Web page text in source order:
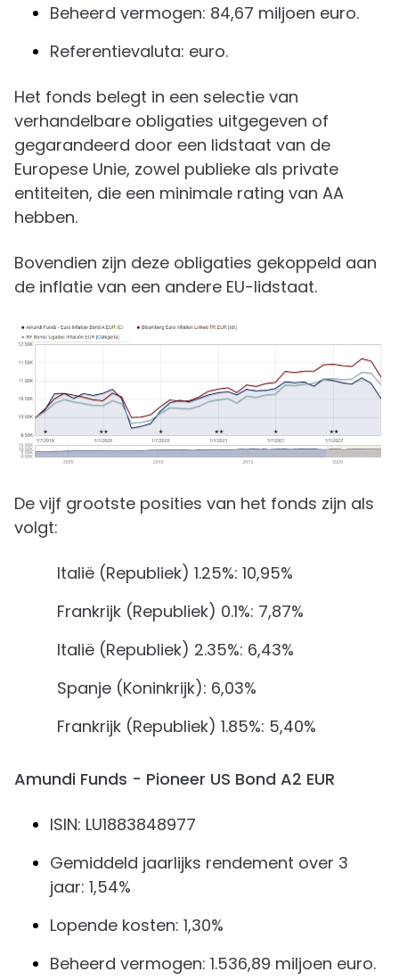
Beheerd vermogen: 84,67 miljoen euro.
Referentievaluta: euro.
Het fonds belegt in een selectie van
verhandelbare obligaties uitgegeven of
gegarandeerd door een lidstaat van de
Europese Unie, zowel publieke als private
entiteiten, die een minimale rating van AA
hebben.
Bovendien zijn deze obligaties gekoppeld aan
de inflatie van een andere EU-lidstaat.
De vijf grootste posities van het fonds zijn als
volgt:
Italië (Republiek) 1.25%: 10,95%
Frankrijk (Republiek) 0.1%: 7,87%
Italië (Republiek) 2.35%: 6,43%
Spanje (Koninkrijk): 6,03%
Frankrijk (Republiek) 1.85%: 5,40%
Amundi Funds - Pioneer US Bond A2 EUR
ISIN: LU1883848977
Gemiddeld jaarlijks rendement over 3
jaar: 1,54%
Lopende kosten: 1,30%
Beheerd vermogen: 1.536,89 miljoen euro.